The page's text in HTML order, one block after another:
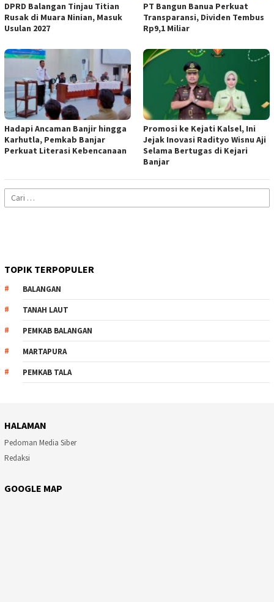
DPRD Balangan Tinjau Titian
Rusak di Muara Ninian, Masuk
Usulan 2027
PT Bangun Banua Perkuat
Transparansi, Dividen Tembus
Rp9,1 Miliar
Hadapi Ancaman Banjir hingga
Karhutla, Pemkab Banjar
Perkuat Literasi Kebencanaan
Promosi ke Kejati Kalsel, Ini
Jejak Inovasi Radityo Wisnu Aji
Selama Bertugas di Kejari
Banjar
Cari
untuk:
TOPIK TERPOPULER
BALANGAN
TANAH LAUT
PEMKAB BALANGAN
MARTAPURA
PEMKAB TALA
HALAMAN
Pedoman Media Siber
Redaksi
GOOGLE MAP